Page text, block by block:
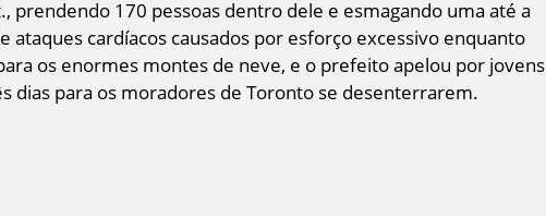
170 pessoas dentro dele e esmagando uma até a
cardíacos causados por esforço excessivo enquanto
os enormes montes de neve, e o prefeito apelou por jovens
dias para os moradores de Toronto se desenterrarem.